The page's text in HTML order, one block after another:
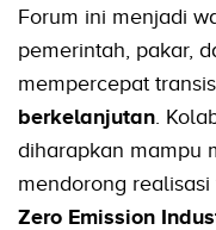
Forum ini menjadi
pemerintah, pakar,
mempercepat
berkelanjutan .
diharapkan mampu
mendorong realisasi
Zero Emission